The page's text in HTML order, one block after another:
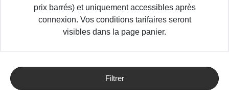
prix barrés) et uniquement accessibles après
connexion. Vos conditions tarifaires seront
visibles dans la page panier.
Filtrer